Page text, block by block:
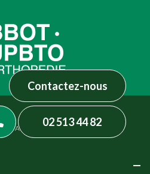
– All rights reserved –
Politique de
Contactez-nous
02 513 44 82